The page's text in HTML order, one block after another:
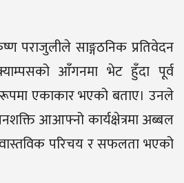
पराजुलीले साङ्गठनिक प्रतिवेदन
आँगनमा भेट हुँदा पूर्व
रूपमा एकाकार भएको बताए। उनले
आआफ्नो कार्यक्षेत्रमा अब्बल
परिचय र सफलता भएको